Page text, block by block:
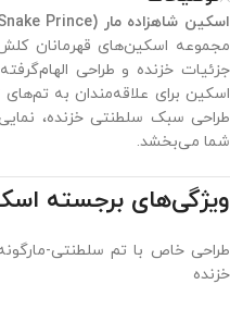
اسکین شاهزاده مار (Snake Prince)
مجموعه اسکین‌های قهرمانان
جزئیات خزنده و طراحی
اسکین برای علاقه‌مندان به
طراحی سبک سلطنتی خزنده،
شما می‌بخشد.
ویژگی‌های برجسته
طراحی خاص با تم سلطنتی-
خزنده